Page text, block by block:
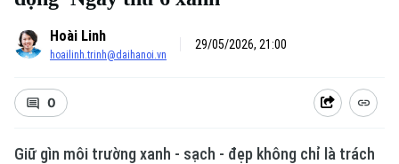
Hoài Linh
hoailinh.trinh@daihanoi.vn
29/05/2026, 21:00
0
Giữ gìn môi trường xanh - sạch - đẹp không chỉ là trách